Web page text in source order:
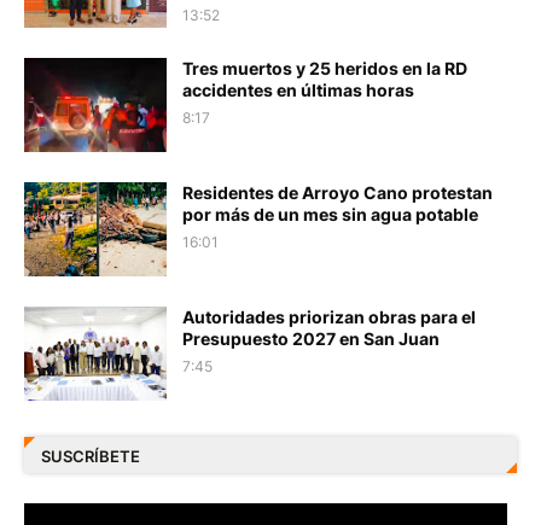
13:52
Tres muertos y 25 heridos en la RD
accidentes en últimas horas
8:17
Residentes de Arroyo Cano protestan
por más de un mes sin agua potable
16:01
Autoridades priorizan obras para el
Presupuesto 2027 en San Juan
7:45
SUSCRÍBETE